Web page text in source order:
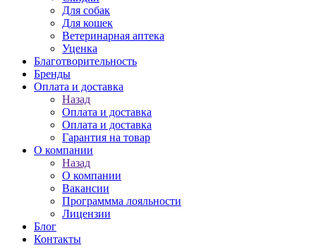
Для собак
Для кошек
Ветеринарная аптека
Уценка
Благотворительность
Бренды
Оплата и доставка
Назад
Оплата и доставка
Оплата и доставка
Гарантия на товар
О компании
Назад
О компании
Вакансии
Программма лояльности
Лицензии
Блог
Контакты